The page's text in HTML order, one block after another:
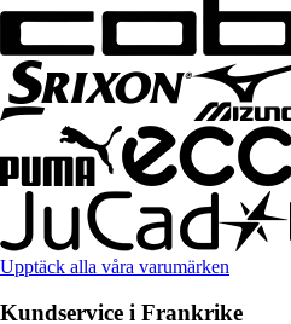
Upptäck alla våra varumärken
Kundservice i Frankrike